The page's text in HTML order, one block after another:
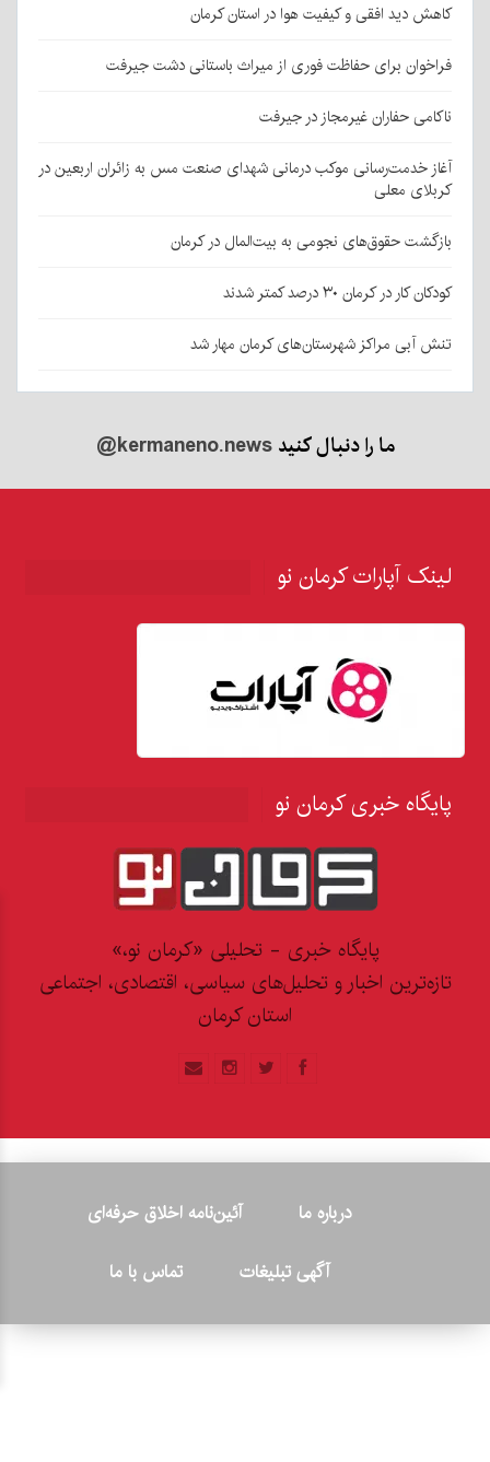
کاهش دید افقی و کیفیت هوا در استان کرمان
فراخوان برای حفاظت فوری از میراث باستانی دشت جیرفت
ناکامی حفاران غیرمجاز در جیرفت
آغاز خدمت‌رسانی موکب درمانی شهدای صنعت مس به زائران اربعین در
کربلای معلی
بازگشت حقوق‌های نجومی به بیت‌المال در کرمان
کودکان کار در کرمان ۳۰ درصد کمتر شدند
تنش آبی مراکز شهرستان‌های کرمان مهار شد
ما را دنبال کنید@kermaneno.news
لینک آپارات کرمان نو
پایگاه خبری کرمان نو
پایگاه خبری - تحلیلی «کرمان نو،»
تازه‌ترین اخبار و تحلیل‌های سیاسی، اقتصادی، اجتماعی
استان کرمان
درباره ما
آئین‌نامه اخلاق حرفه‌ای
آگهی تبلیغات
تماس با ما